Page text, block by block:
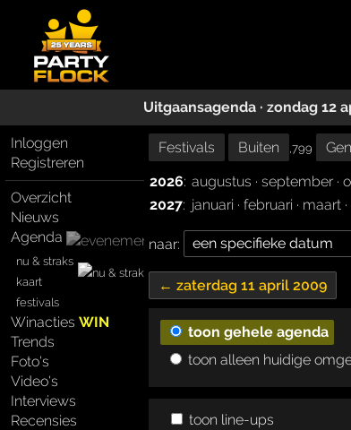
Uitgaansagenda · zondag 12
Inloggen
Registreren
Overzicht
Nieuws
Agenda
nu & straks
kaart
festivals
WinactiesWIN
Trends
Foto's
Video's
Interviews
Recensies
Festivals Buiten ,799
2026: augustus · september ·
2027: januari · februari · maart ·
naar:
← zaterdag 11 april 2009
toon gehele agenda
toon alleen huidige
toon line-ups